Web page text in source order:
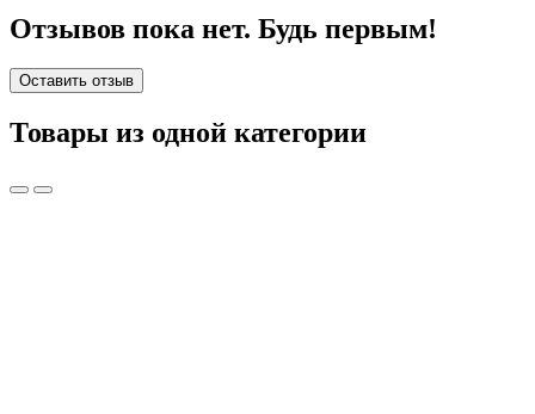
Отзывов пока нет. Будь первым!
Оставить отзыв
Товары из одной категории